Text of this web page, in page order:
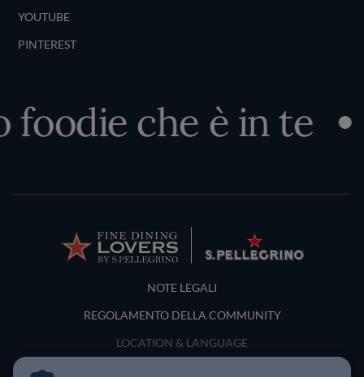
YOUTUBE
PINTEREST
che è in te
Terms and Conditions
NOTE LEGALI
REGOLAMENTO DELLA COMMUNITY
LOCATION & LANGUAGE